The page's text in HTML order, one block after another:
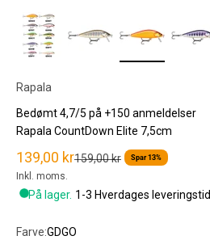
Rapala
Bedømt 4,7/5 på +150 anmeldelser
Rapala CountDown Elite 7,5cm
Salgspris
139,00 krNormalpris
159,00 kr Spar 13%
Inkl. moms.
På lager. 1-3 Hverdages leveringstid
Farve:GDGO